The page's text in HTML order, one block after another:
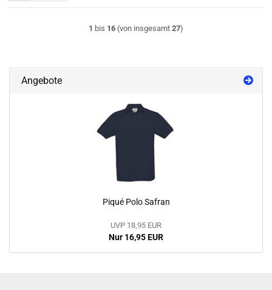
1 bis 16 (von insgesamt 27)
Angebote
Piqué Polo Safran
UVP 18,95 EUR
Nur 16,95 EUR